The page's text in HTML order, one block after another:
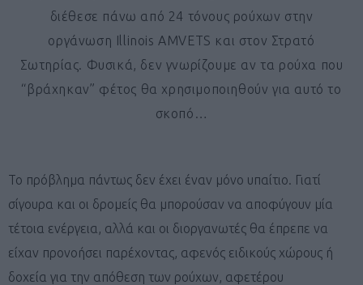
διέθεσε πάνω από 24 τόνους ρούχων στην
οργάνωση Illinois AMVETS και στον Στρατό
Σωτηρίας. Φυσικά, δεν γνωρίζουμε αν τα ρούχα που
“βράχηκαν” φέτος θα χρησιμοποιηθούν για αυτό το
σκοπό…
Το πρόβλημα πάντως δεν έχει έναν μόνο υπαίτιο. Γιατί
σίγουρα και οι δρομείς θα μπορούσαν να αποφύγουν μία
τέτοια ενέργεια, αλλά και οι διοργανωτές θα έπρεπε να
είχαν προνοήσει παρέχοντας, αφενός ειδικούς χώρους ή
δοχεία για την απόθεση των ρούχων, αφετέρου